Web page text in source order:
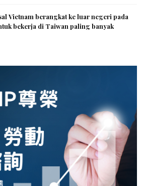
Vietnam berangkat ke luar negeri pada
bekerja di Taiwan paling banyak